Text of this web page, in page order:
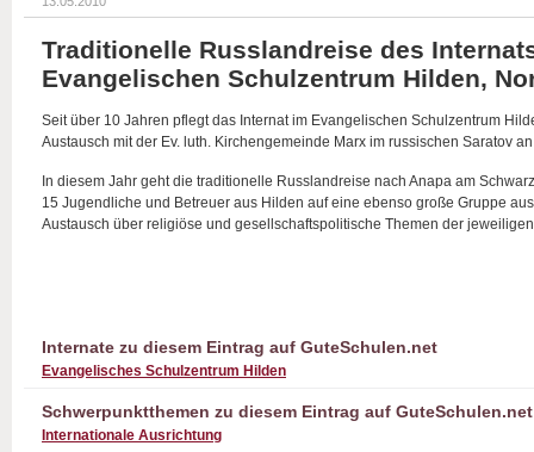
Traditionelle Russlandreise des
Evangelischen Schulzentrum Hilden,
Seit über 10 Jahren pflegt das Internat im Evangelischen Schulzentrum
Austausch mit der Ev. luth. Kirchengemeinde Marx im russischen Saratov
In diesem Jahr geht die traditionelle Russlandreise nach Anapa am
15 Jugendliche und Betreuer aus Hilden auf eine ebenso große Gruppe
Austausch über religiöse und gesellschaftspolitische Themen der
Internate zu diesem Eintrag auf GuteSchulen.net
Evangelisches Schulzentrum Hilden
Schwerpunktthemen zu diesem Eintrag auf GuteSchulen.net
Internationale Ausrichtung